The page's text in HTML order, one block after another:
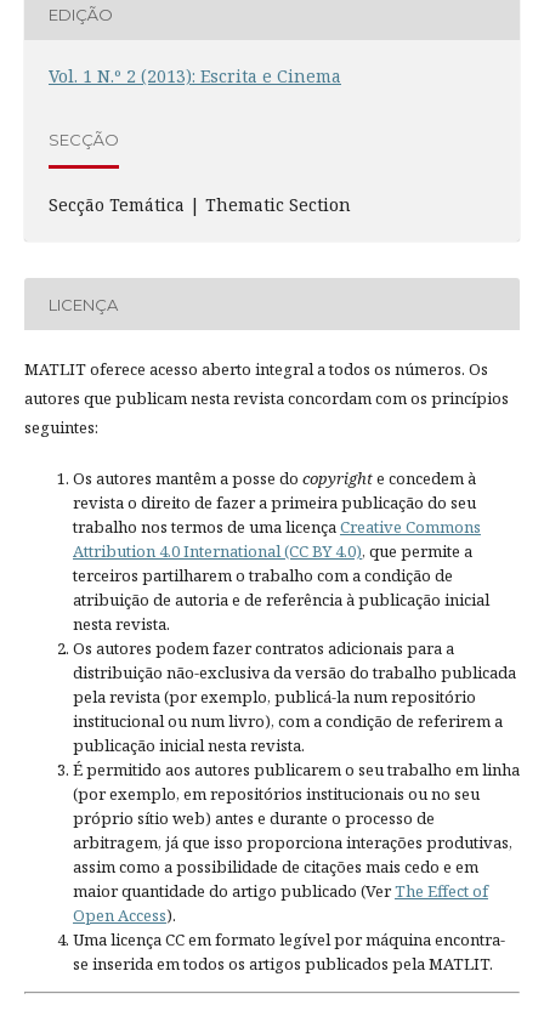
EDIÇÃO
Vol. 1 N.º 2 (2013): Escrita e Cinema
SECÇÃO
Secção Temática | Thematic Section
LICENÇA
MATLIT oferece acesso aberto integral a todos os números. Os
autores que publicam nesta revista concordam com os princípios
seguintes:
Os autores mantêm a posse do copyrighte concedem à
revista o direito de fazer a primeira publicação do seu
trabalho nos termos de uma licençaCreative Commons
Attribution 4.0 International (CC BY 4.0), que permite a
terceiros partilharem o trabalho com a condição de
atribuição de autoria e de referência à publicação inicial
nesta revista.
Os autores podem fazer contratos adicionais para a
distribuição não-exclusiva da versão do trabalho publicada
pela revista (por exemplo, publicá-la num repositório
institucional ou num livro), com a condição de referirem a
publicação inicial nesta revista.
É permitido aos autores publicarem o seu trabalho em linha
(por exemplo, em repositórios institucionais ou no seu
próprio sítio web) antes e durante o processo de
arbitragem, já que isso proporciona interações produtivas,
assim como a possibilidade de citações mais cedo e em
maior quantidade do artigo publicado (VerThe Effect of
Open Access).
Uma licença CC em formato legível por máquina encontra-
se inserida em todos os artigos publicados pela MATLIT.